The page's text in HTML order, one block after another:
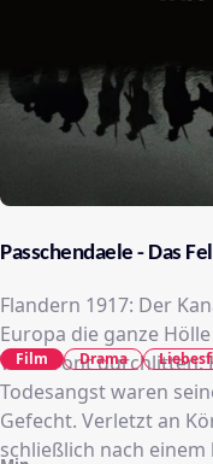
Passchendaele - Das
Flandern 1917: Der
Europa die ganze
Westfront durchlitten.
Todesangst waren
Gefecht. Verletzt an
schließlich nach
Film Drama